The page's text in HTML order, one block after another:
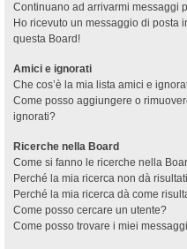
Continuano ad arrivarmi messaggi
Ho ricevuto un messaggio di posta
questa Board!
Amici e ignorati
Che cos’è la mia lista amici e
Come posso aggiungere o
ignorati?
Ricerche nella Board
Come si fanno le ricerche nella
Perché la mia ricerca non dà
Perché la mia ricerca dà come
Come posso cercare un utente?
Come posso trovare i miei